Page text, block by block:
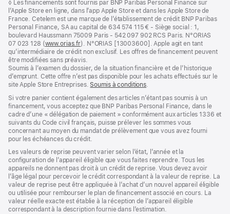
Note
de
bas
de
page
◊ Les financements sont fournis par BNP Paribas Personal Finance sur
l’Apple Store en ligne, dans l’app Apple Store et dans les Apple Store de
France. Cetelem est une marque de l’établissement de crédit BNP Paribas
Personal Finance, SA au capital de 634 574 115 € - Siège social : 1,
boulevard Haussmann 75009 Paris - 542 097 902 RCS Paris. N°ORIAS
07 023 128 (www.orias.fr(s’ouvre
dans
une
nouvelle
fenêtre)
). N°ORIAS [13003600]. Apple agit en tant
qu’intermédiaire de crédit non exclusif. Les offres de financement peuvent
être modifiées sans préavis.
Soumis à l’examen du dossier, de la situation financière et de l’historique
d’emprunt. Cette offre n’est pas disponible pour les achats effectués sur le
site Apple Store Entreprises. Soumis à conditions(s’ouvre
une
nouvelle
fenêtre)
.
Si votre panier contient également des articles n’étant pas soumis à un
financement, vous acceptez que BNP Paribas Personal Finance, dans le
cadre d’une « délégation de paiement » conformément aux articles 1336 et
suivants du Code civil français, puisse prélever les sommes vous
concernant au moyen du mandat de prélèvement que vous avez fourni
pour les échéances du crédit.
Les valeurs de reprise peuvent varier selon l’état, l’année et la
configuration de l’appareil éligible que vous faites reprendre. Tous les
appareils ne donnent pas droit à un crédit de reprise. Vous devez avoir
l’âge légal pour percevoir le crédit correspondant à la valeur de reprise. La
valeur de reprise peut être appliquée à l’achat d’un nouvel appareil éligible
ou utilisée pour rembourser le plan de financement associé en cours. La
valeur réelle exacte est établie à la réception de l’appareil éligible
correspondant à la description fournie dans l’estimation.